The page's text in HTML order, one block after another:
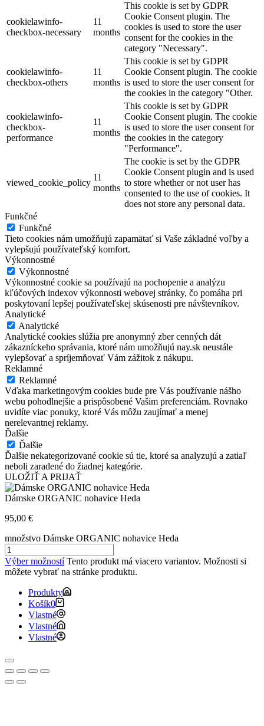
cookielawinfo-
checkbox-necessary
11
months
This cookie is set by GDPR
Cookie Consent plugin. The
cookies is used to store the user
consent for the cookies in the
category "Necessary".
cookielawinfo-
checkbox-others
11
months
This cookie is set by GDPR
Cookie Consent plugin. The cookie
is used to store the user consent for
the cookies in the category "Other.
cookielawinfo-
checkbox-
performance
11
months
This cookie is set by GDPR
Cookie Consent plugin. The cookie
is used to store the user consent for
the cookies in the category
"Performance".
viewed_cookie_policy
11
months
The cookie is set by the GDPR
Cookie Consent plugin and is used
to store whether or not user has
consented to the use of cookies. It
does not store any personal data.
Funkčné
Funkčné
Tieto cookies nám umožňujú zapamätať si Vaše základné voľby a
vylepšujú používateľský komfort.
Výkonnostné
Výkonnostné
Výkonnostné cookie sa používajú na pochopenie a analýzu
kľúčových indexov výkonnosti webovej stránky, čo pomáha pri
poskytovaní lepšej používateľskej skúsenosti pre návštevníkov.
Analytické
Analytické
Analytické cookies slúžia pre anonymný zber cenných dát
zákazníckeho správania, ktoré nám umožňujú nay.sk neustále
vylepšovať a spríjemňovať Vám zážitok z nákupu.
Reklamné
Reklamné
Vďaka marketingovým cookies bude pre Vás používanie nášho
webu pohodlnejšie a prispôsobené Vašim preferenciám. Rovnako
uvidíte viac ponuky, ktoré Vás môžu zaujímať a menej
nerelevantnej reklamy.
Ďalšie
Ďalšie
Ďalšie nekategorizované cookie sú tie, ktoré sa analyzujú a zatiaľ
neboli zaradené do žiadnej kategórie.
ULOŽIŤ A PRIJAŤ
Dámske ORGANIC nohavice Heda
95,00 €
množstvo Dámske ORGANIC nohavice Heda
Výber možností Tento produkt má viacero variantov. Možnosti si
môžete vybrať na stránke produktu.
Produkty
Košík0
Vlastné
Vlastné
Vlastné